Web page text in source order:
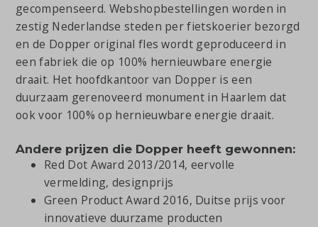
gecompenseerd. Webshopbestellingen worden in
zestig Nederlandse steden per fietskoerier bezorgd
en de Dopper original fles wordt geproduceerd in
een fabriek die op 100% hernieuwbare energie
draait. Het hoofdkantoor van Dopper is een
duurzaam gerenoveerd monument in Haarlem dat
ook voor 100% op hernieuwbare energie draait.
Andere prijzen die Dopper heeft gewonnen:
Red Dot Award 2013/2014, eervolle
vermelding, designprijs
Green Product Award 2016, Duitse prijs voor
innovatieve duurzame producten